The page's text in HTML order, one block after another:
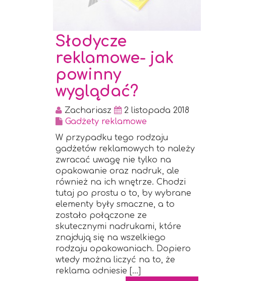
Słodycze
reklamowe- jak
powinny
wyglądać?
Zachariasz
2 listopada 2018
Gadżety reklamowe
W przypadku tego rodzaju
gadżetów reklamowych to należy
zwracać uwagę nie tylko na
opakowanie oraz nadruk, ale
również na ich wnętrze. Chodzi
tutaj po prostu o to, by wybrane
elementy były smaczne, a to
zostało połączone ze
skutecznymi nadrukami, które
znajdują się na wszelkiego
rodzaju opakowaniach. Dopiero
wtedy można liczyć na to, że
reklama odniesie […]